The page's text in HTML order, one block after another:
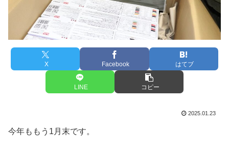
X Facebook はてブ
LINE コピー
2025.01.23
今年ももう1月末です。